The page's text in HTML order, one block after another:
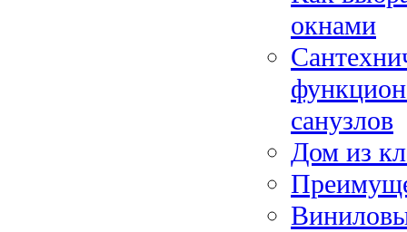
окнами
санузлов
Дом из